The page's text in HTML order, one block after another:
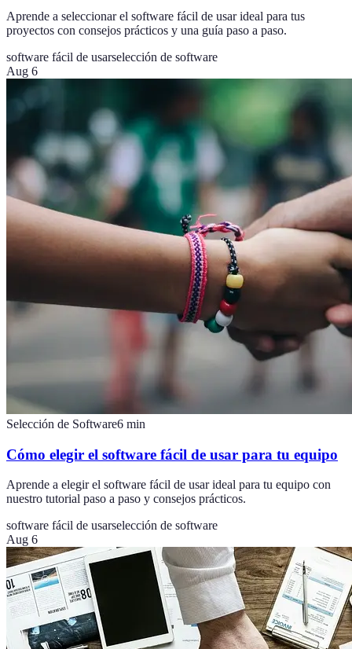
Aprende a seleccionar el software fácil de usar ideal para tus
proyectos con consejos prácticos y una guía paso a paso.
software fácil de usarselección de software
Aug 6
Selección de Software6 min
Cómo elegir el software fácil de usar para tu equipo
Aprende a elegir el software fácil de usar ideal para tu equipo con
nuestro tutorial paso a paso y consejos prácticos.
software fácil de usarselección de software
Aug 6